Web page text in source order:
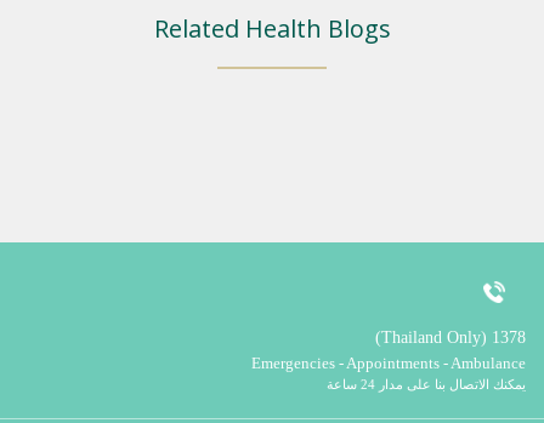
Related Health Blogs
1378 (Thailand Only)
Emergencies - Appointments - Ambulance
يمكنك الاتصال بنا على مدار 24 ساعة